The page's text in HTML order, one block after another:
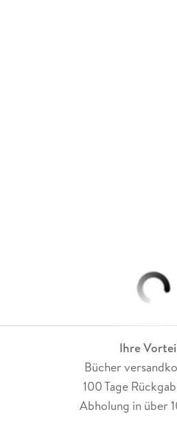
Ihre
Bücher
100 Tage
Abholung in über